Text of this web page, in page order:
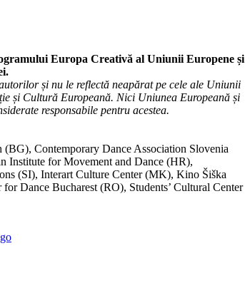
Europa Creativă al Uniunii Europene și
și nu le reflectă neapărat pe cele ale Uniunii
și Cultură Europeană. Nici Uniunea Europeană și
responsabile pentru acestea.
Contemporary Dance Association Slovenia
Institute for Movement and Dance (HR),
(SI), Interart Culture Center (MK), Kino Šiška
Dance Bucharest (RO), Students’ Cultural Center